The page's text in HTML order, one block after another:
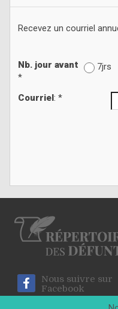
Recevez un courriel
Nb. jour avant
*
7jrs
Courriel: *
Nous suivre sur
Facebook